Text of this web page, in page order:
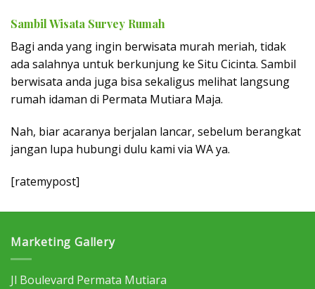
Sambil Wisata Survey Rumah
Bagi anda yang ingin berwisata murah meriah, tidak
ada salahnya untuk berkunjung ke Situ Cicinta. Sambil
berwisata anda juga bisa sekaligus melihat langsung
rumah idaman di Permata Mutiara Maja.
Nah, biar acaranya berjalan lancar, sebelum berangkat
jangan lupa hubungi dulu kami via WA ya.
[ratemypost]
Marketing Gallery
Jl Boulevard Permata Mutiara